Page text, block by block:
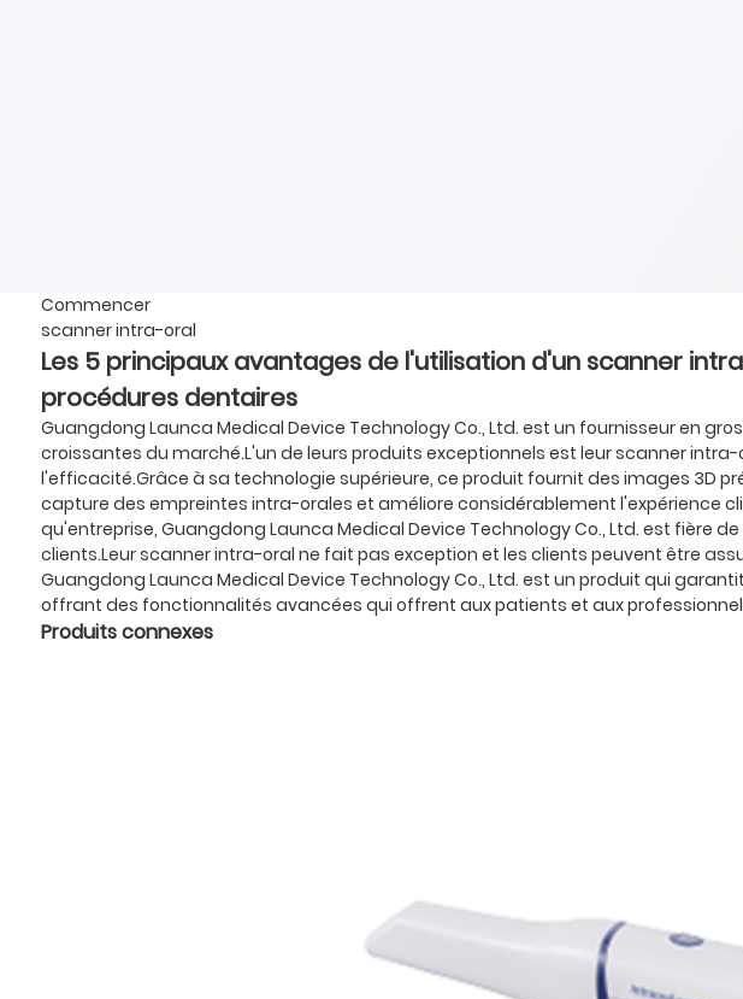
Commencer
scanner intra-oral
Les 5 principaux avantages de l'utilisation d'un scanner
procédures dentaires
Guangdong Launca Medical Device Technology Co., Ltd. est un fournisseur en
croissantes du marché.L'un de leurs produits exceptionnels est leur scanner
l'efficacité.Grâce à sa technologie supérieure, ce produit fournit des images 3D
capture des empreintes intra-orales et améliore considérablement l'expérience
qu'entreprise, Guangdong Launca Medical Device Technology Co., Ltd. est
clients.Leur scanner intra-oral ne fait pas exception et les clients peuvent être
Guangdong Launca Medical Device Technology Co., Ltd. est un produit qui
offrant des fonctionnalités avancées qui offrent aux patients et aux
Produits connexes